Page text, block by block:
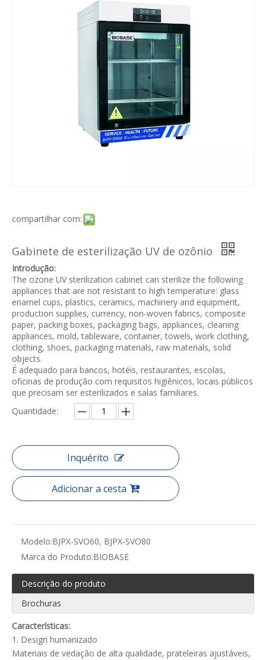
compartilhar com:
Gabinete de esterilização UV de ozônio
Introdução:
The ozone UV sterilization cabinet can sterilize the following
appliances that are not resistant to high temperature: glass
enamel cups, plastics, ceramics, machinery and equipment,
production supplies, currency, non-woven fabrics, composite
paper, packing boxes, packaging bags, appliances, cleaning
appliances, mold, tableware, container, towels, work clothing,
clothing, shoes, packaging materials, raw materials, solid
objects.
É adequado para bancos, hotéis, restaurantes, escolas,
oficinas de produção com requisitos higiênicos, locais públicos
que precisam ser esterilizados e salas familiares.
Quantidade:
Inquérito
Adicionar a cesta
Modelo:BJPX-SVO60, BJPX-SVO80
Marca do Produto:BIOBASE
Descrição do produto
Brochuras
Características:
1. Design humanizado
Materiais de vedação de alta qualidade, prateleiras ajustáveis,